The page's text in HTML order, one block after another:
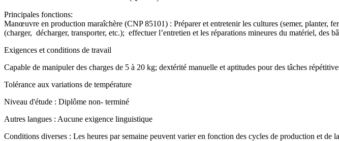
Principales fonctions:
Manœuvre en production maraîchère (CNP 85101) : Préparer et entretenir les cultures (semer, planter,
(charger, décharger, transporter, etc.); effectuer l’entretien et les réparations mineures du matériel, des
Exigences et conditions de travail
Capable de manipuler des charges de 5 à 20 kg; dextérité manuelle et aptitudes pour des tâches
Tolérance aux variations de température
Niveau d'étude : Diplôme non- terminé
Autres langues : Aucune exigence linguistique
Conditions diverses : Les heures par semaine peuvent varier en fonction des cycles de production et de